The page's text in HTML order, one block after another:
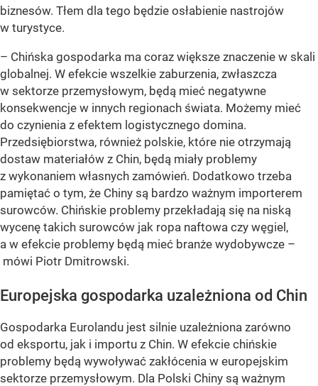
biznesów. Tłem dla tego będzie osłabienie nastrojów
w turystyce.
– Chińska gospodarka ma coraz większe znaczenie w skali
globalnej. W efekcie wszelkie zaburzenia, zwłaszcza
w sektorze przemysłowym, będą mieć negatywne
konsekwencje w innych regionach świata. Możemy mieć
do czynienia z efektem logistycznego domina.
Przedsiębiorstwa, również polskie, które nie otrzymają
dostaw materiałów z Chin, będą miały problemy
z wykonaniem własnych zamówień. Dodatkowo trzeba
pamiętać o tym, że Chiny są bardzo ważnym importerem
surowców. Chińskie problemy przekładają się na niską
wycenę takich surowców jak ropa naftowa czy węgiel,
a w efekcie problemy będą mieć branże wydobywcze –
mówi Piotr Dmitrowski.
Europejska gospodarka uzależniona od Chin
Gospodarka Eurolandu jest silnie uzależniona zarówno
od eksportu, jak i importu z Chin. W efekcie chińskie
problemy będą wywoływać zakłócenia w europejskim
sektorze przemysłowym. Dla Polski Chiny są ważnym